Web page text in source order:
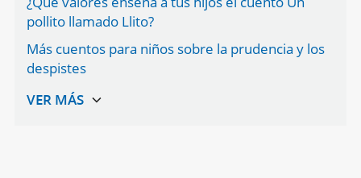
pollito llamado Llito?
Más cuentos para niños sobre la prudencia y los
despistes